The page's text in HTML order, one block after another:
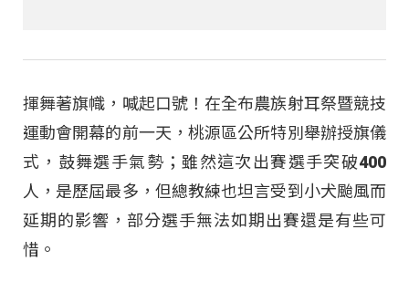
揮舞著旗幟，喊起口號！在全布農族射耳祭暨競技
運動會開幕的前一天，桃源區公所特別舉辦授旗儀
式，鼓舞選手氣勢；雖然這次出賽選手突破400
人，是歷屆最多，但總教練也坦言受到小犬颱風而
延期的影響，部分選手無法如期出賽還是有些可
惜。